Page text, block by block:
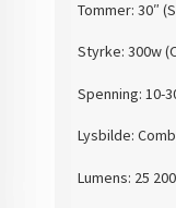
Tommer: 30″
Styrke: 300w
Spenning: 10-
Lysbilde:
Lumens: 25 200